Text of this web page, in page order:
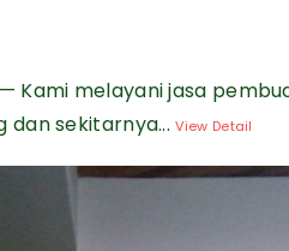
Kami melayani jasa
dan sekitarnya...View Detail